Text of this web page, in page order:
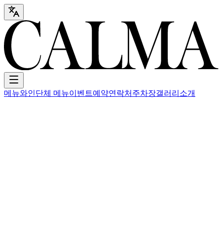
메뉴와인단체 메뉴이벤트예약연락처 주차장갤러리 소개